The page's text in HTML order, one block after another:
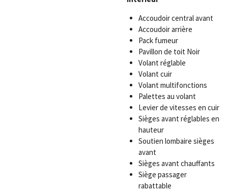
Accoudoir central avant
Accoudoir arrière
Pack fumeur
Pavillon de toit Noir
Volant réglable
Volant cuir
Volant multifonctions
Palettes au volant
Levier de vitesses en cuir
Sièges avant réglables en
hauteur
Soutien lombaire sièges
avant
Sièges avant chauffants
Siège passager
rabattable